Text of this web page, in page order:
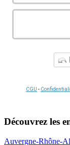
CGU -
Découvrez les
Auvergne-Rhône-